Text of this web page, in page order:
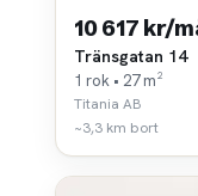
10 617 kr/
Tränsgatan 14
1 rok • 27 m²
Titania AB
~3,3 km bort